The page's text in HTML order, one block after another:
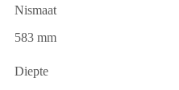
Nismaat
583 mm
Diepte